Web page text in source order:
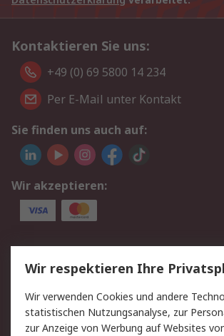
Kontaktieren Sie uns:
+49 (0) 69 5800 14 234
Per E-Mail unter Kontakt
Sie finden uns auch auf:
Wir akzeptieren:
Service
Value Added Services
Rücksendungen
Kontakt
Hilfe
Wir respektieren Ihre
Wir verwenden Cookies und andere
statistischen Nutzungsanalyse, zur
zur Anzeige von Werbung auf Websites